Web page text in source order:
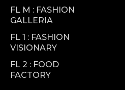
FL M : FASHION
GALLERIA
FL 1 : FASHION
VISIONARY
FL 2 : FOOD
FACTORY